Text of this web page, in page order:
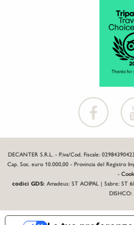
DECANTER S.R.L. - P.iva/Cod. Fiscale:
Cap. Soc. euro 10.000,00 - Provincia del Registro
-
codici GDS: Amadeus: ST AOIPAL | Sabre: ST
DISHCO: